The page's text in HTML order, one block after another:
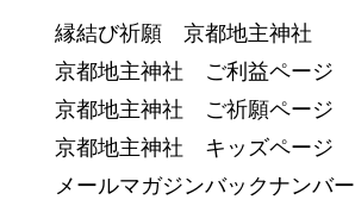
縁結び祈願 京都地主神社
京都地主神社 ご利益ページ
京都地主神社 ご祈願ページ
京都地主神社 キッズページ
メールマガジンバックナンバー